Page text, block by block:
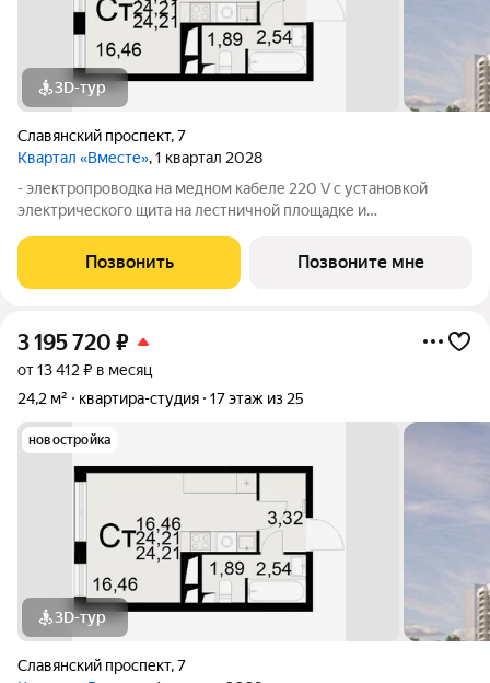
3D-тур
Славянский проспект,7
Квартал «Вместе», 1 квартал 2028
- электропроводка на медном кабеле 220 V с установкой
электрического щита на лестничной площадке и
стен, кроме стен лоджий, откосов дверных и оконных
проемов, ниш прохождения стояков
Позвонить Позвоните мне
3 195 720 ₽
от 13 412 ₽ в месяц
24,2 м²
квартира-студия 17 этаж из 25
новостройка
3D-тур
Славянский проспект,7